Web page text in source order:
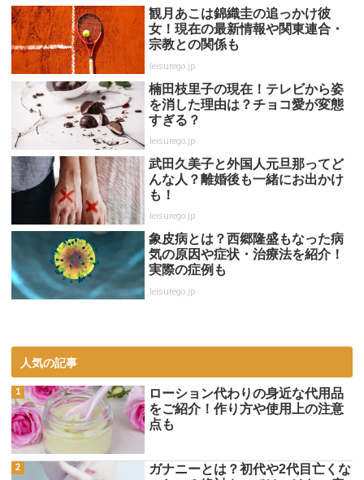
観月あこは錦織圭の追っかけ彼
女！現在の最新情報や関東連合・
宗教との関係も
leisurego.jp
楠田枝里子の現在！テレビから姿
を消した理由は？チョコ愛が変態
すぎる？
leisurego.jp
武田久美子と外国人元旦那ってど
んな人？離婚後も一緒にお出かけ
も！
leisurego.jp
象皮病とは？西郷隆盛もなった病
気の原因や症状・治療法を紹介！
実際の症例も
leisurego.jp
人気の記事
ローション代わりの身近な代用品
をご紹介！作り方や使用上の注意
点も
ガナニーとは？初代や2代目亡くな